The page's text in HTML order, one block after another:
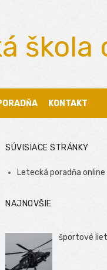
škola
KONTAKT
SÚVISIACE STRÁNKY
Letecká poradňa online
NAJNOVŠIE
športové